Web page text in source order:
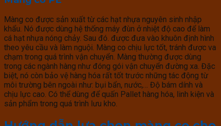
Màng co được sản xuất từ các hạt nhựa nguyên sinh nhập
khẩu. Nó được dùng hệ thống máy đùn ở nhiệt độ cao để làm
cá hạt nhựa nóng chảy. Sau đó. được đưa vào khuôn định hình
theo yêu cầu và làm nguội. Màng co chịu lực tốt, tránh được va
chạm trong quá trình vận chuyển. Màng thường được dùng
trong các ngành hàng như đóng gói vận chuyển đường xa. Đặc
biệt, nó còn bảo vệ hàng hóa rất tốt trước những tác động từ
môi trường bên ngoài như: bụi bẩn, nước,… Độ bám dính và
chịu lực cao. Có thể dùng để quấn Pallet hàng hóa, linh kiện và
sản phẩm trong quá trình lưu kho.